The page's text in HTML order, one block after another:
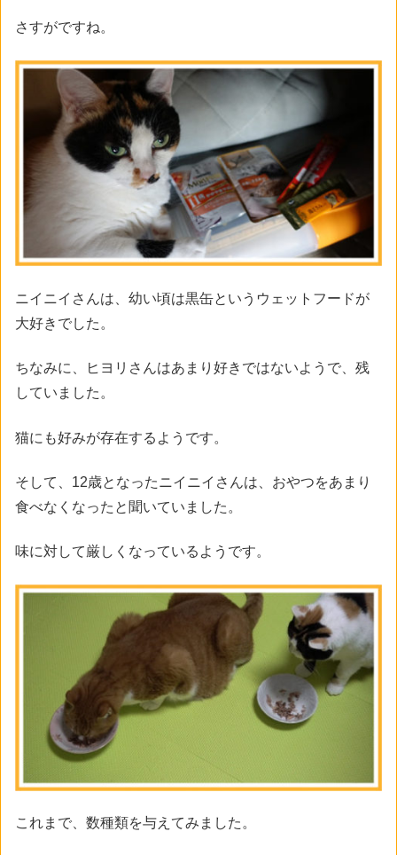
さすがですね。
ニイニイさんは、幼い頃は黒缶というウェットフードが
大好きでした。
ちなみに、ヒヨリさんはあまり好きではないようで、残
していました。
猫にも好みが存在するようです。
そして、12歳となったニイニイさんは、おやつをあまり
食べなくなったと聞いていました。
味に対して厳しくなっているようです。
これまで、数種類を与えてみました。